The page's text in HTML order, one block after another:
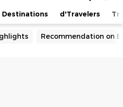
Destinations d'Travelers
Recommendation on